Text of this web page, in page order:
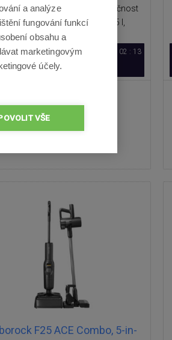
nabíjení 5 h, příkon 400 W, hlučnost
dB, objem sběrné nádoby 0,5 l,
regulace výkonu
Kč
3 : 02 : 12
Skladem Odešleme v pátek
F25 ACE Combo, 5-in-
a analýze
fungování funkcí
obsahu a
marketingovým
účely.
VŠE